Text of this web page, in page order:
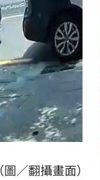
／翻攝畫面）